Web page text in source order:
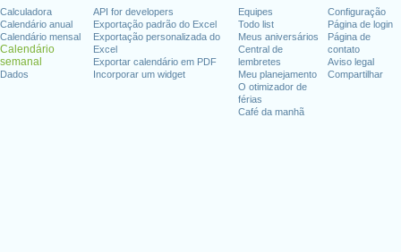
Calculadora
Calendário anual
Calendário mensal
Calendário
semanal
Dados
API for developers
Exportação padrão do Excel
Exportação personalizada do
Excel
Exportar calendário em PDF
Incorporar um widget
Equipes
Todo list
Meus aniversários
Central de
lembretes
Meu planejamento
O otimizador de
férias
Café da manhã
Configuração
Página de login
Página de
contato
Aviso legal
Compartilhar